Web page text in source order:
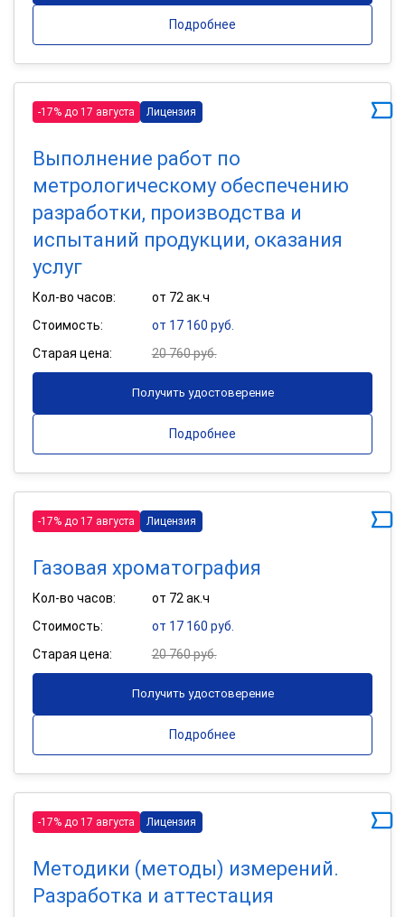
Подробнее
-17% до 17 августа Лицензия
Выполнение работ по
метрологическому обеспечению
разработки, производства и
испытаний продукции, оказания
услуг
Кол-во часов:
от 72 ак.ч
Стоимость:
от 17 160 руб.
Старая цена:
20 760 руб.
Получить удостоверение
Подробнее
-17% до 17 августа Лицензия
Газовая хроматография
Кол-во часов:
от 72 ак.ч
Стоимость:
от 17 160 руб.
Старая цена:
20 760 руб.
Получить удостоверение
Подробнее
-17% до 17 августа Лицензия
Методики (методы) измерений.
Разработка и аттестация